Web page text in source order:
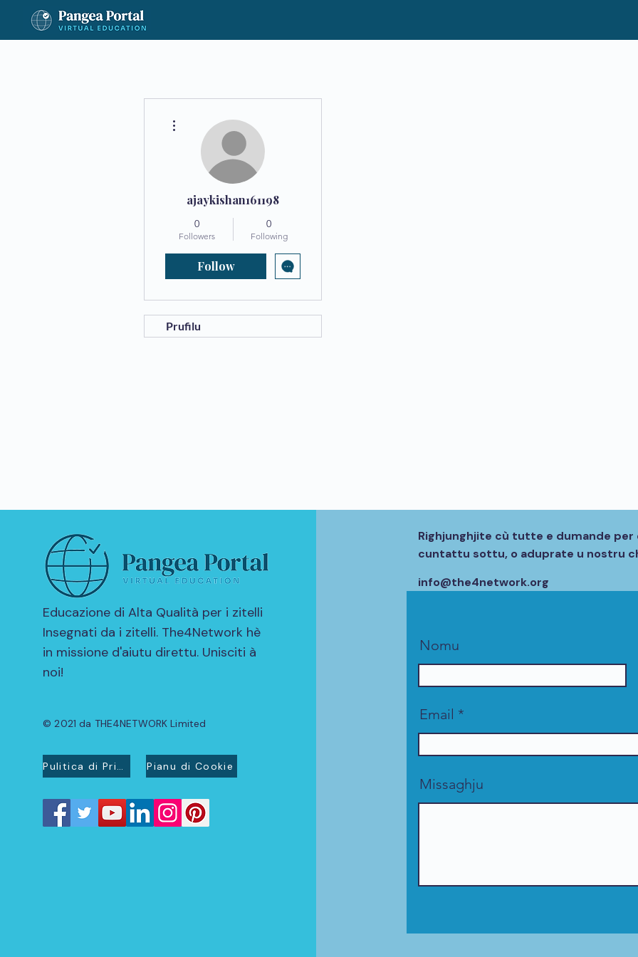
ajaykishan161198
0
Followers
0
Following
Follow
Prufilu
Educazione di Alta Qualità per i zitelli
Insegnati da i zitelli. The4Network hè
in missione d'aiutu direttu. Unisciti à
noi!
© 2021 da THE4NETWORK Limited
Pulitica di Privacidad Pianu di Cookie
Righjunghjite cù tutte e dumande per
cuntattu sottu, o aduprate u nostru
info@the4network.org
Nomu
Email
Missaghju